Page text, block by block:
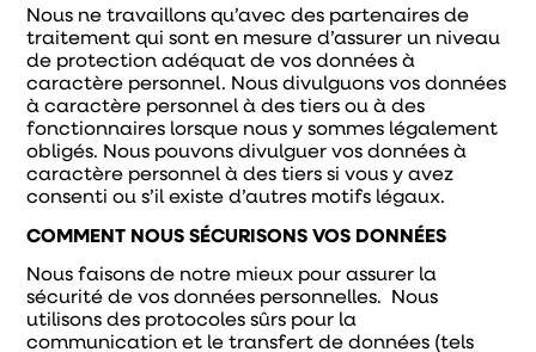
Nous ne travaillons qu’avec des partenaires de
traitement qui sont en mesure d’assurer un niveau
de protection adéquat de vos données à
caractère personnel. Nous divulguons vos données
à caractère personnel à des tiers ou à des
fonctionnaires lorsque nous y sommes légalement
obligés. Nous pouvons divulguer vos données à
caractère personnel à des tiers si vous y avez
consenti ou s’il existe d’autres motifs légaux.
COMMENT NOUS SÉCURISONS VOS DONNÉES
Nous faisons de notre mieux pour assurer la
sécurité de vos données personnelles. Nous
utilisons des protocoles sûrs pour la
communication et le transfert de données (tels